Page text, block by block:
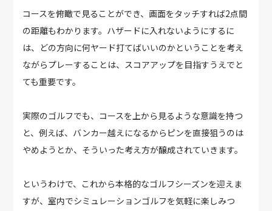
コースを俯瞰で見ることができ、画面をタッチすれば2点間
の距離もわかります。ハザードに入れないようにするに
は、どの方向に何ヤード打てばいいのかということを考え
ながらプレーすることは、スコアアップを目指すうえでと
ても重要です。
実際のゴルフでも、コースを上から見るような意識を持つ
と、例えば、バンカー越えになるからピンを直接狙うのは
やめようとか、そういった考え方が醸成されていきます。
というわけで、これから本格的なゴルフシーズンを迎えま
すが、室内でシミュレーションゴルフを気軽に楽しみつ